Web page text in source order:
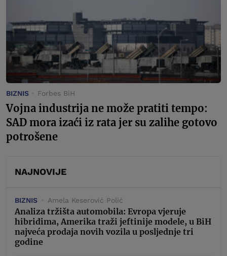
BIZNIS Forbes BiH
Vojna industrija ne može pratiti tempo:
SAD mora izaći iz rata jer su zalihe gotovo
potrošene
NAJNOVIJE
BIZNIS Amela Keserović Polić
Analiza tržišta automobila: Evropa vjeruje
hibridima, Amerika traži jeftinije modele, u BiH
najveća prodaja novih vozila u posljednje tri
godine